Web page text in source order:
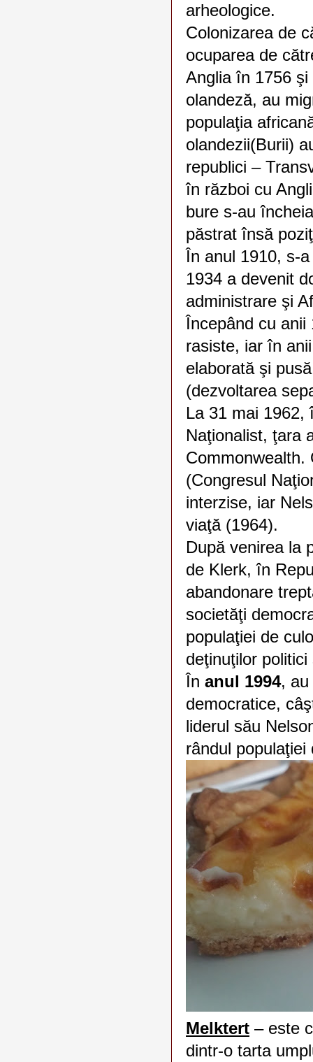
arheologice.
Colonizarea de
ocuparea de
Anglia în 1756
olandeză, au
populaţia
olandezii(Burii)
republici –
în război cu
bure s-au
păstrat însă
În anul 1910, s-
1934 a devenit
administrare şi
Începând cu
rasiste, iar în
elaborată şi
(dezvoltarea
La 31 mai 1962,
Naţionalist, ţara
Commonwealth.
(Congresul
interzise, iar
viaţă (1964).
După venirea la
de Klerk, în
abandonare
societăţi
populaţiei de
deţinuţilor
În anul 1994, au
democratice,
liderul său
rândul
Melktert – este
dintr-o tarta